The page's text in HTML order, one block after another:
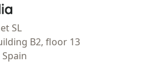
SL
B2, floor 13